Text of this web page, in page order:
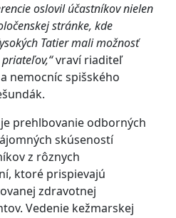
oslovil účastníkov nielen
stránke, kde
Tatier mali možnosť
vraví riaditeľ
nemocníc spišského
prehlbovanie odborných
skúseností
z rôznych
ktoré prispievajú
zdravotnej
Vedenie kežmarskej